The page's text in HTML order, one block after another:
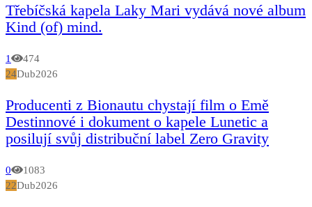
Třebíčská kapela Laky Mari vydává nové album
Kind (of) mind.
1
474
24Dub2026
Producenti z Bionautu chystají film o Emě
Destinnové i dokument o kapele Lunetic a
posilují svůj distribuční label Zero Gravity
0
1083
22Dub2026